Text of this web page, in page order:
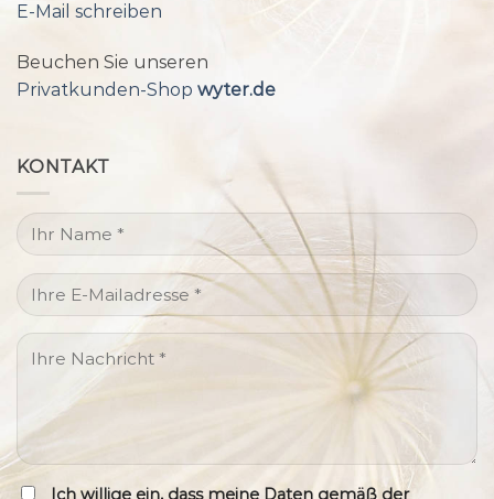
E-Mail schreiben
Beuchen Sie unseren
Privatkunden-Shop wyter.de
KONTAKT
Ich willige ein, dass meine Daten gemäß der